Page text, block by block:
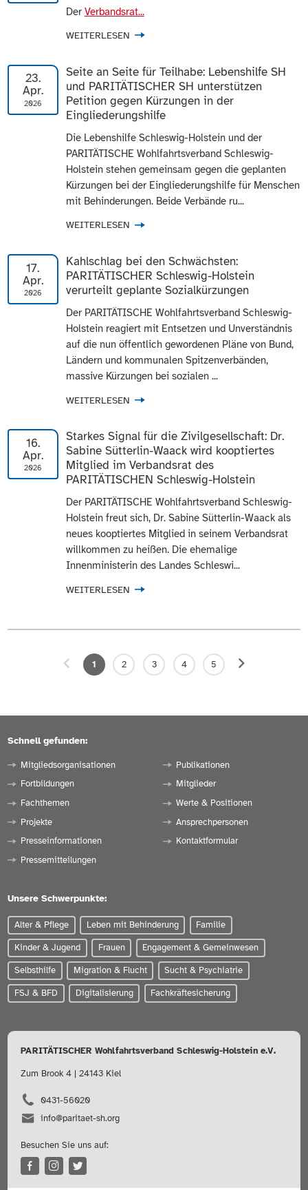
Der Verbandsrat...
WEITERLESEN
23.
Apr.
2026
Seite an Seite für Teilhabe: Lebenshilfe SH
und PARITÄTISCHER SH unterstützen
Petition gegen Kürzungen in der
Eingliederungshilfe
Die Lebenshilfe Schleswig-Holstein und der
PARITÄTISCHE Wohlfahrtsverband Schleswig-
Holstein stehen gemeinsam gegen die geplanten
Kürzungen bei der Eingliederungshilfe für Menschen
mit Behinderungen. Beide Verbände ru...
WEITERLESEN
17.
Apr.
2026
Kahlschlag bei den Schwächsten:
PARITÄTISCHER Schleswig-Holstein
verurteilt geplante Sozialkürzungen
Der PARITÄTISCHE Wohlfahrtsverband Schleswig-
Holstein reagiert mit Entsetzen und Unverständnis
auf die nun öffentlich gewordenen Pläne von Bund,
Ländern und kommunalen Spitzenverbänden,
massive Kürzungen bei sozialen ...
WEITERLESEN
16.
Apr.
2026
Starkes Signal für die Zivilgesellschaft: Dr.
Sabine Sütterlin-Waack wird kooptiertes
Mitglied im Verbandsrat des
PARITÄTISCHEN Schleswig-Holstein
Der PARITÄTISCHE Wohlfahrtsverband Schleswig-
Holstein freut sich, Dr. Sabine Sütterlin-Waack als
neues kooptiertes Mitglied in seinem Verbandsrat
willkommen zu heißen. Die ehemalige
Innenministerin des Landes Schleswi...
WEITERLESEN
1 2 3 4 5
Schnell gefunden:
Mitgliedsorganisationen
Fortbildungen
Fachthemen
Projekte
Presseinformationen
Pressemitteilungen
Publikationen
Mitglieder
Werte & Positionen
Ansprechpersonen
Kontaktformular
Unsere Schwerpunkte:
Alter & Pflege Leben mit Behinderung Familie
Kinder & Jugend Frauen Engagement & Gemeinwesen
Selbsthilfe Migration & Flucht Sucht & Psychiatrie
FSJ & BFD Digitalisierung Fachkräftesicherung
PARITÄTISCHER Wohlfahrtsverband Schleswig-Holstein e.V.
Zum Brook 4 | 24143 Kiel
0431-56020
info@paritaet-sh.org
Besuchen Sie uns auf: